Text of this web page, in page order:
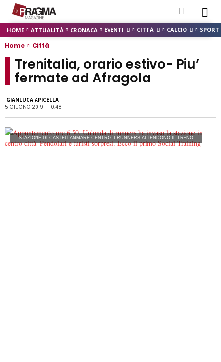
HOME ATTUALITÀ CRONACA EVENTI CITTÀ CALCIO SPORT
Home Città
Trenitalia, orario estivo- Piu’
fermate ad Afragola
GIANLUCA APICELLA
5 GIUGNO 2019 - 10:48
STAZIONE DI CASTELLAMMARE CENTRO. I RUNNERS ATTENDONO IL TRENO